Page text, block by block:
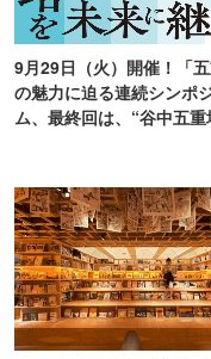
9月29日（火）開催！「五
の魅力に迫る連続シンポ
ム、最終回は、“谷中五重